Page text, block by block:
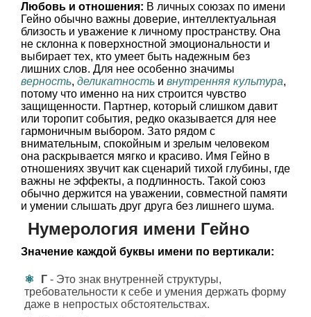
Любовь и отношения: В личных союзах по имени
Гейно обычно важны доверие, интеллектуальная
близость и уважение к личному пространству. Она
не склонна к поверхностной эмоциональности и
выбирает тех, кто умеет быть надежным без
лишних слов. Для нее особенно значимы
верность, деликатность и внутренняя культура,
потому что именно на них строится чувство
защищенности. Партнер, который слишком давит
или торопит события, редко оказывается для нее
гармоничным выбором. Зато рядом с
внимательным, спокойным и зрелым человеком
она раскрывается мягко и красиво. Имя Гейно в
отношениях звучит как сценарий тихой глубины, где
важны не эффекты, а подлинность. Такой союз
обычно держится на уважении, совместной памяти
и умении слышать друг друга без лишнего шума.
Нумерология имени Гейно
Значение каждой буквы имени по вертикали:
Г - Это знак внутренней структуры,
требовательности к себе и умения держать форму
даже в непростых обстоятельствах.